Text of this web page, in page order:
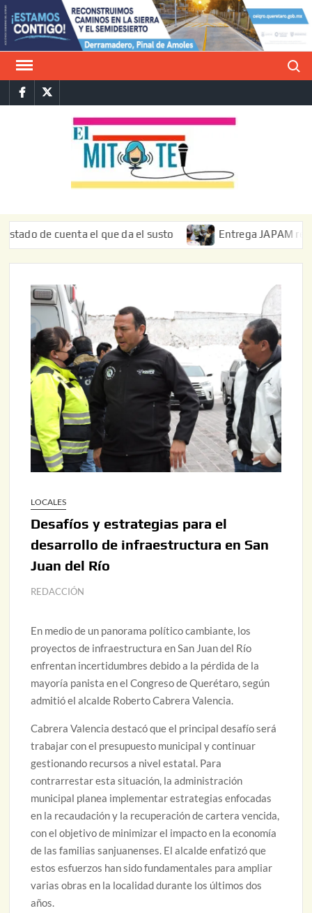
Saltar
al
contenido
FacebookTwitter
cuenta el que da el susto Entrega JAPAM
LOCALES
Desafíos y estrategias para el
desarrollo de infraestructura en San
Juan del Río
REDACCIÓN
En medio de un panorama político cambiante, los
proyectos de infraestructura en San Juan del Río
enfrentan incertidumbres debido a la pérdida de la
mayoría panista en el Congreso de Querétaro, según
admitió el alcalde Roberto Cabrera Valencia.
Cabrera Valencia destacó que el principal desafío será
trabajar con el presupuesto municipal y continuar
gestionando recursos a nivel estatal. Para
contrarrestar esta situación, la administración
municipal planea implementar estrategias enfocadas
en la recaudación y la recuperación de cartera vencida,
con el objetivo de minimizar el impacto en la economía
de las familias sanjuanenses. El alcalde enfatizó que
estos esfuerzos han sido fundamentales para ampliar
varias obras en la localidad durante los últimos dos
años.